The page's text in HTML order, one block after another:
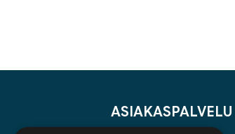
ASIAKASPALVELU